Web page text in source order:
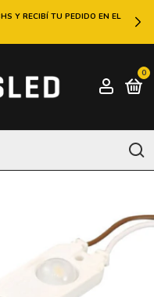
Y RECIBÍ TU PEDIDO EN EL
0